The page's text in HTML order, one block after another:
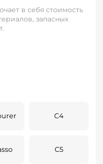
в себя стоимость
запасных
C4
C5